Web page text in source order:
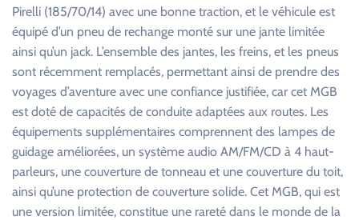
Pirelli (185/70/14) avec une bonne traction, et le véhicule est
équipé d’un pneu de rechange monté sur une jante limitée
ainsi qu’un jack. L’ensemble des jantes, les freins, et les pneus
sont récemment remplacés, permettant ainsi de prendre des
voyages d’aventure avec une confiance justifiée, car cet MGB
est doté de capacités de conduite adaptées aux routes. Les
équipements supplémentaires comprennent des lampes de
guidage améliorées, un système audio AM/FM/CD à 4 haut-
parleurs, une couverture de tonneau et une couverture du toit,
ainsi qu’une protection de couverture solide. Cet MGB, qui est
une version limitée, constitue une rareté dans le monde de la